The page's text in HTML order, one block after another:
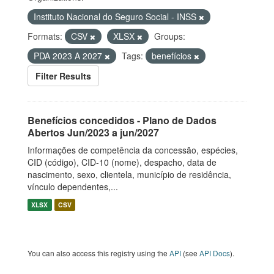
Instituto Nacional do Seguro Social - INSS
Formats:
CSV XLSX
Groups:
PDA 2023 A 2027
Tags:
benefícios
Filter Results
Benefícios concedidos - Plano de Dados
Abertos Jun/2023 a jun/2027
Informações de competência da concessão, espécies,
CID (código), CID-10 (nome), despacho, data de
nascimento, sexo, clientela, município de residência,
vínculo dependentes,...
XLSX CSV
You can also access this registry using the API (see API Docs).